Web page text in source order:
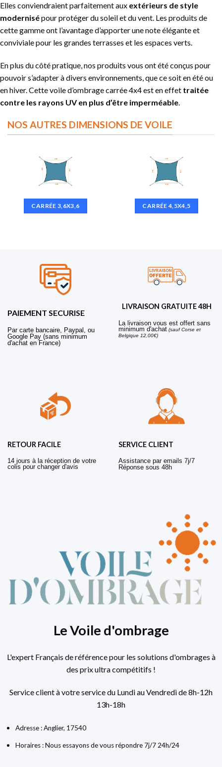
Elles conviendraient parfaitement aux extérieurs de style
modernisépour protéger du soleil et du vent. Les produits de
cette gamme ont l’avantage d’apporter une note élégante et
conviviale pour les grandes terrasses et les espaces verts.
En plus du côté pratique, nos produits vous ont été conçus pour
pouvoir s’adapter à divers environnements, que ce soit en été ou
en hiver. Cette voile d’ombrage carrée4x4 est en effet traitée
contre les rayons UV en plus d’être imperméable.
NOS AUTRES DIMENSIONS DE VOILE
CARRÉE 3,6X3,6 CARRÉE 4,5X4,5
PAIEMENT SECURISE
Par carte bancaire, Paypal, ou
Google Pay (sans minimum
d'achat en France)
LIVRAISON GRATUITE 48H
La livraison vous est offert sans
minimum d'achat (sauf Corse et
Belgique 12,00€)
RETOUR FACILE
14 jours à la réception de votre
colis pour changer d'avis
SERVICE CLIENT
Assistance par emails 7j/7
Réponse sous 48h
Le Voile d'ombrage
L'expert Français de référence pour les solutions d'ombrages à
des prix ultra compétitifs !
Service client à votre service du Lundi au Vendredi de 8h-12h
13h-18h
Adresse : Anglier, 17540
Horaires : Nous essayons de vous répondre 7j/7 24h/24